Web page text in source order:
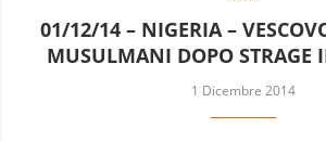
01/12/14 – NIGERIA –
MUSULMANI DOPO STRAGE
1 Dicembre 2014